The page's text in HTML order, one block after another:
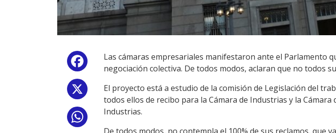
Facebook
Las cámaras empresariales manifestaron ante el Parlamento
negociación colectiva. De todos modos, aclaran que no todos
El proyecto está a estudio de la comisión de Legislación del
todos ellos de recibo para la Cámara de Industrias y la
Industrias.